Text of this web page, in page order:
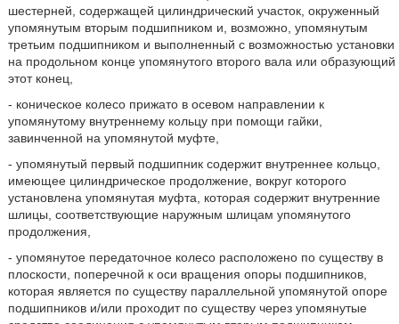
шестерней, содержащей цилиндрический участок, окруженный
упомянутым вторым подшипником и, возможно, упомянутым
третьим подшипником и выполненный с возможностью установки
на продольном конце упомянутого второго вала или образующий
этот конец,
- коническое колесо прижато в осевом направлении к
упомянутому внутреннему кольцу при помощи гайки,
завинченной на упомянутой муфте,
- упомянутый первый подшипник содержит внутреннее кольцо,
имеющее цилиндрическое продолжение, вокруг которого
установлена упомянутая муфта, которая содержит внутренние
шлицы, соответствующие наружным шлицам упомянутого
продолжения,
- упомянутое передаточное колесо расположено по существу в
плоскости, поперечной к оси вращения опоры подшипников,
которая является по существу параллельной упомянутой опоре
подшипников и/или проходит по существу через упомянутые